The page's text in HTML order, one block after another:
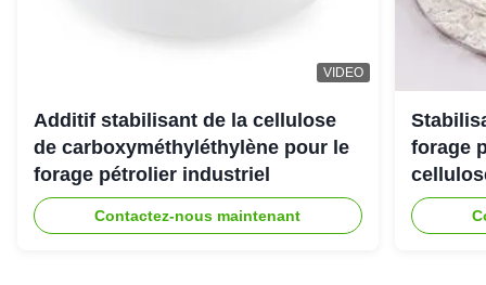
VIDEO
Additif stabilisant de la cellulose
de carboxyméthyléthylène pour le
forage pétrolier industriel
Contactez-nous maintenant
forage